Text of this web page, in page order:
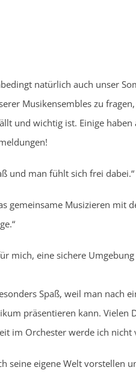
natürlich auch unser
Musikensembles zu
und wichtig ist. Einige
und man fühlt sich frei dabei.“
gemeinsame Musizieren mit
mich, eine sichere
Spaß, weil man nach
präsentieren kann.
im Orchester werde ich nicht
seine eigene Welt vorstellen